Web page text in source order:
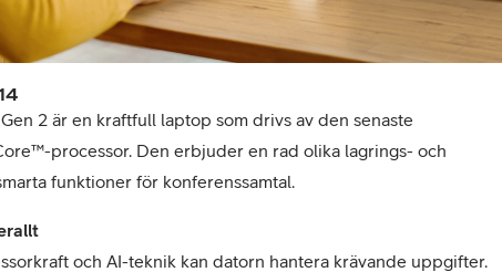
2 är en kraftfull laptop som drivs av den senaste
processor. Den erbjuder en rad olika lagrings- och
funktioner för konferenssamtal.
och AI-teknik kan datorn hantera krävande uppgifter.